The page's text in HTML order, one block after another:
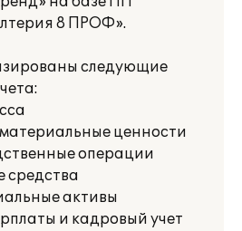
8 ПРОФ».
следующие
ценности
операции
средства
активы
и кадровый учет